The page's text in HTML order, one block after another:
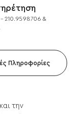
210.9598706 &
Πληροφορίες
την